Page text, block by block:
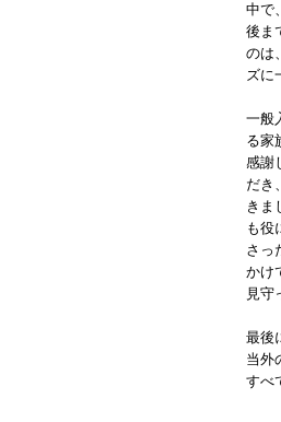
中で
後ま
のは
ズに
一般
る家
感謝
だき
きま
も役
さっ
かけ
見守
最後
当外
すべ